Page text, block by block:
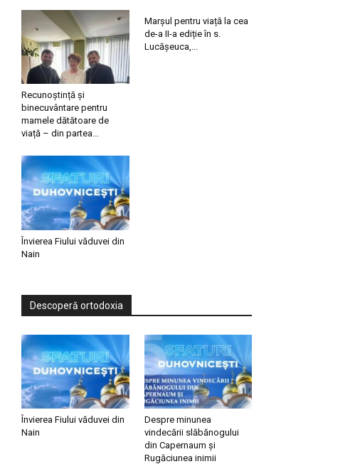
Recunoștință și
binecuvântare pentru
mamele dătătoare de
viață – din partea...
Marșul pentru viață la cea
de-a II-a ediție în s.
Lucășeuca,...
Învierea Fiului văduvei din
Nain
Descoperă ortodoxia
Învierea Fiului văduvei din
Nain
Despre minunea
vindecării slăbănogului
din Capernaum și
Rugăciunea inimii